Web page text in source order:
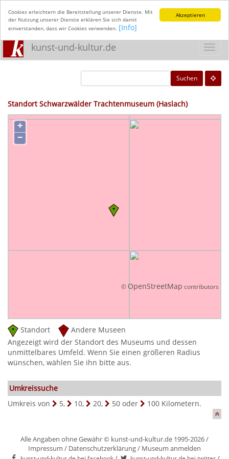
Akzeptieren
Cookies erleichtern die Bereitstellung unserer Dienste. Mit
der Nutzung unserer Dienste erklären Sie sich damit
einverstanden, dass wir Cookies verwenden. [Info]
kunst-und-kultur.de
Suchen
Standort Schwarzwälder Trachtenmuseum (Haslach)
+
−
© OpenStreetMap contributors
Standort
Andere Museen
Angezeigt wird der Standort des Museums und dessen
unmittelbares Umfeld. Wenn Sie einen größeren Radius
wünschen, wählen Sie ihn bitte aus.
Umkreissuche
Umkreis von
5, 10, 20, 50 oder 100 Kilometern.
Alle Angaben ohne Gewähr © kunst-und-kultur.de 1995-2026 /
Impressum / Datenschutzerklärung/ Museum anmelden